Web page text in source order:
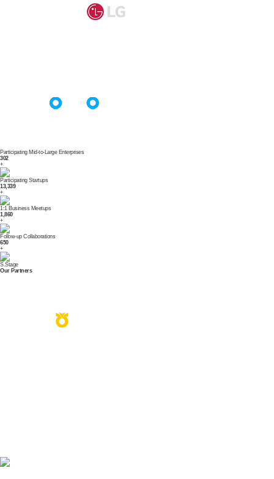
Participating Mid-to-Large Enterprises
302
+
Participating Startups
13,339
+
1:1 Business Meetups
1,860
+
Follow-up Collaborations
650
+
S.Stage
OurPartners